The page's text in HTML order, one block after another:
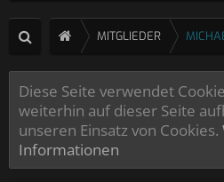
MITGLIEDER
Diese Seite verwendet
weiterhin auf dieser Seite
unseren Einsatz von Cookies.
Informationen